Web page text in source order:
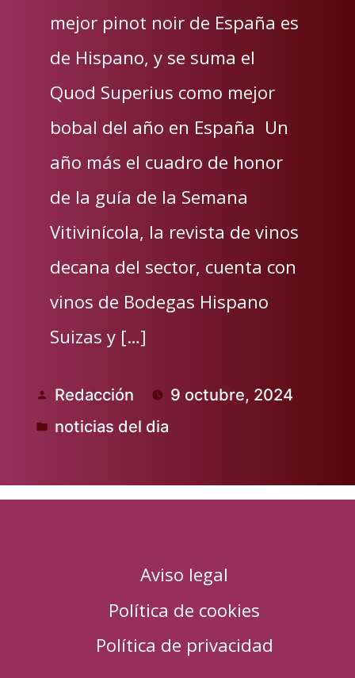
mejor pinot noir de España es
de Hispano, y se suma el
Quod Superius como mejor
bobal del año en España Un
año más el cuadro de honor
de la guía de la Semana
Vitivinícola, la revista de vinos
decana del sector, cuenta con
vinos de Bodegas Hispano
Suizas y […]
Publicado
por
Redacción 9 octubre, 2024
Publicado
noticias del dia
Aviso legal
Política de cookies
Política de privacidad